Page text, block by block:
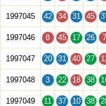
1997045 42 34 31 45
1997046 8 45 17 26 7
1997047 20 31 40 27
1997048 3 22 18 38
1997049 11 37 10 38